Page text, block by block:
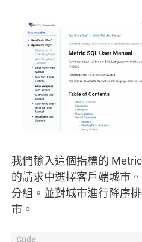
我們輸入這個指標的
的請求中選擇客戶端城市
分組。並對城市進行降序
市。